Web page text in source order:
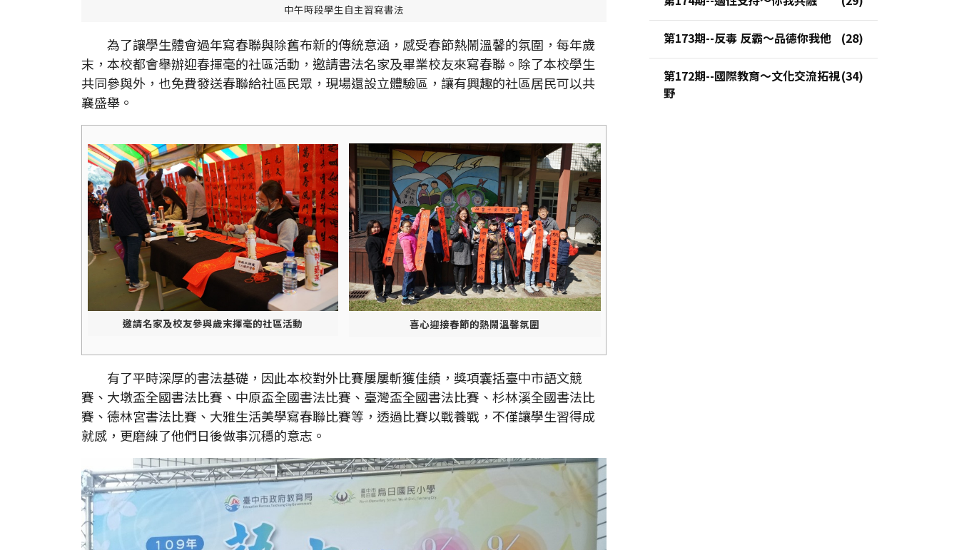
中午時段學生自主習寫書法
為了讓學生體會過年寫春聯與除舊布新的傳統意涵，感受春節熱鬧溫馨的氛圍，每年歲
末，本校都會舉辦迎春揮毫的社區活動，邀請書法名家及畢業校友來寫春聯。除了本校學生
共同參與外，也免費發送春聯給社區民眾，現場還設立體驗區，讓有興趣的社區居民可以共
襄盛舉。
邀請名家及校友參與歲末揮毫的社區活動 喜心迎接春節的熱鬧溫馨氛圍
有了平時深厚的書法基礎，因此本校對外比賽屢屢斬獲佳績，獎項囊括臺中市語文競
賽、大墩盃全國書法比賽、中原盃全國書法比賽、臺灣盃全國書法比賽、杉林溪全國書法比
賽、德林宮書法比賽、大雅生活美學寫春聯比賽等，透過比賽以戰養戰，不僅讓學生習得成
就感，更磨練了他們日後做事沉穩的意志。
第173期--反毒 反霸～品德你我他
第172期--國際教育～文化交流拓視
野